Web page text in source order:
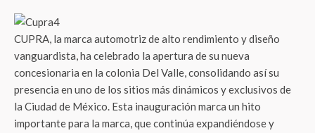
CUPRA, la marca automotriz de alto rendimiento y diseño
vanguardista, ha celebrado la apertura de su nueva
concesionaria en la colonia Del Valle, consolidando así su
presencia en uno de los sitios más dinámicos y exclusivos de
la Ciudad de México. Esta inauguración marca un hito
importante para la marca, que continúa expandiéndose y